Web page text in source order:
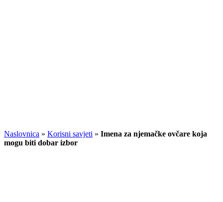
Naslovnica » Korisni savjeti » Imena za njemačke ovčare koja
mogu biti dobar izbor